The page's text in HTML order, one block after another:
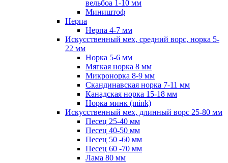
вельбоа 1-10 мм
Миништоф
Нерпа
Нерпа 4-7 мм
Искусственный мех, средний ворс, норка 5-
22 мм
Норка 5-6 мм
Мягкая норка 8 мм
Микронорка 8-9 мм
Скандинавская норка 7-11 мм
Канадская норка 15-18 мм
Норка минк (mink)
Искусственный мех, длинный ворс 25-80 мм
Песец 25-40 мм
Песец 40-50 мм
Песец 50 -60 мм
Песец 60 -70 мм
Лама 80 мм